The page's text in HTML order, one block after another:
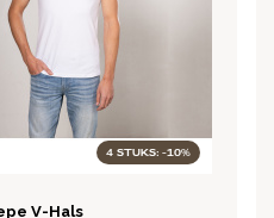
4 STUKS: -10%
V-Hals